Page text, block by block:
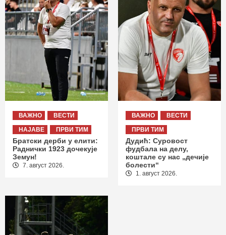
ВАЖНО
ВЕСТИ
НАЈАВЕ
ПРВИ ТИМ
Братски дерби у елити:
Раднички 1923 дочекује
Земун!
7. август 2026.
ВАЖНО
ВЕСТИ
ПРВИ ТИМ
Дудић: Суровост
фудбала на делу,
коштале су нас „дечије
болести“
1. август 2026.